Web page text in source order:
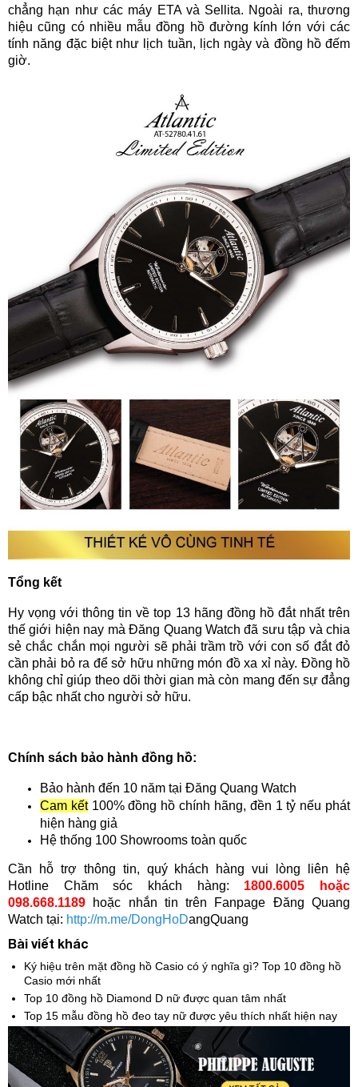
chẳng hạn như các máy ETA và Sellita. Ngoài ra, thương
hiệu cũng có nhiều mẫu đồng hồ đường kính lớn với các
tính năng đặc biệt như lịch tuần, lịch ngày và đồng hồ đếm
giờ.
Tổng kết
Hy vọng với thông tin về top 13 hãng đồng hồ đắt nhất trên
thế giới hiện nay mà Đăng Quang Watch đã sưu tập và chia
sẻ chắc chắn mọi người sẽ phải trầm trồ với con số đắt đỏ
cần phải bỏ ra để sở hữu những món đồ xa xỉ này. Đồng hồ
không chỉ giúp theo dõi thời gian mà còn mang đến sự đẳng
cấp bậc nhất cho người sở hữu.
Chính sách bảo hành đồng hồ:
Bảo hành đến 10 năm tại Đăng Quang Watch
Cam kết100% đồng hồ chính hãng, đền 1 tỷ nếu phát
hiện hàng giả
Hệ thống 100 Showrooms toàn quốc
Cần hỗ trợ thông tin, quý khách hàng vui lòng liên hệ
Hotline Chăm sóc khách hàng: 1800.6005 hoặc
098.668.1189 hoặc nhắn tin trên Fanpage Đăng Quang
Watch tại: http://m.me/DongHoDangQuang
Bài viết khác
Ký hiệu trên mặt đồng hồ Casio có ý nghĩa gì? Top 10 đồng hồ
Casio mới nhất
Top 10 đồng hồ Diamond D nữ được quan tâm nhất
Top 15 mẫu đồng hồ đeo tay nữ được yêu thích nhất hiện nay